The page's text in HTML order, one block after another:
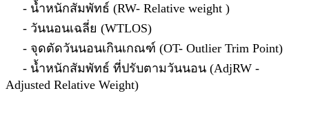
- น้ำหนักสัมพัทธ์ (RW- Relative weight )
- วันนอนเฉลี่ย (WTLOS)
- จุดตัดวันนอนเกินเกณฑ์ (OT- Outlier Trim Point)
- น้ำหนักสัมพัทธ์ ที่ปรับตามวันนอน (AdjRW -
Adjusted Relative Weight)